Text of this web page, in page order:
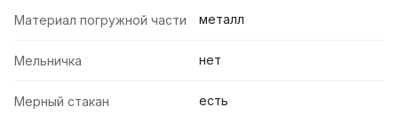
Материал погружной части металл
Мельничка нет
Мерный стакан есть